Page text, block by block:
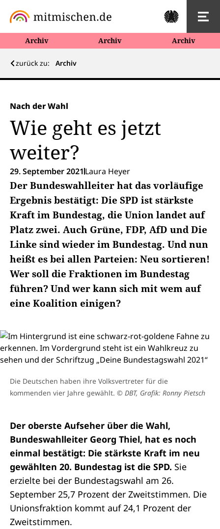
Archiv Archiv Archiv
zurück zu: Archiv
Nach der Wahl
Wie geht es jetzt
weiter?
29. September 2021 Laura Heyer
Der Bundeswahlleiter hat das vorläufige
Ergebnis bestätigt: Die SPD ist stärkste
Kraft im Bundestag, die Union landet auf
Platz zwei. Auch Grüne, FDP, AfD und Die
Linke sind wieder im Bundestag. Und nun
heißt es bei allen Parteien: Neu sortieren!
Wer soll die Fraktionen im Bundestag
führen? Und wer kann sich mit wem auf
eine Koalition einigen?
Die Deutschen haben ihre Volksvertreter für die
kommenden vier Jahre gewählt. © DBT, Grafik: Ronny Pietsch
Der oberste Aufseher über die Wahl,
Bundeswahlleiter Georg Thiel, hat es noch
einmal bestätigt: Die stärkste Kraft im neu
gewählten 20. Bundestag ist die SPD. Sie
erzielte bei der Bundestagswahl am 26.
September 25,7 Prozent der Zweitstimmen. Die
Unionsfraktion kommt auf 24,1 Prozent der
Zweitstimmen.